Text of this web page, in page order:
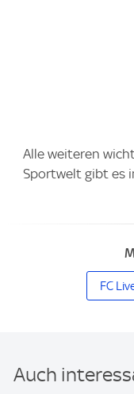
Alle weiteren
Sportwelt gibt es
FC
Auch